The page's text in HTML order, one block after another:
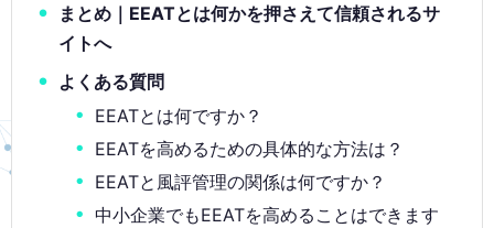
まとめ｜EEATとは何かを押さえて信頼されるサ
イトへ
よくある質問
EEATとは何ですか？
EEATを高めるための具体的な方法は？
EEATと風評管理の関係は何ですか？
中小企業でもEEATを高めることはできます